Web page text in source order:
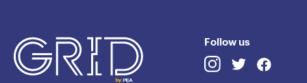
Follow us